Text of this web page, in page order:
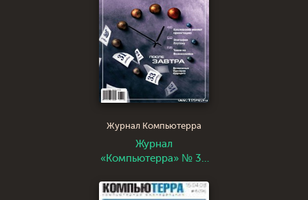
Журнал Компьютерра
Журнал
«Компьютерра» № 32
года